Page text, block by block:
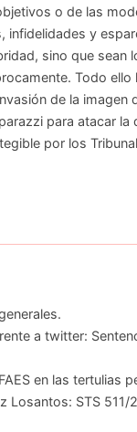
o de las
y
sino que
Todo
de la imagen
para atacar la
por los
a twitter:
en las tertulias
Losantos: STS 511/